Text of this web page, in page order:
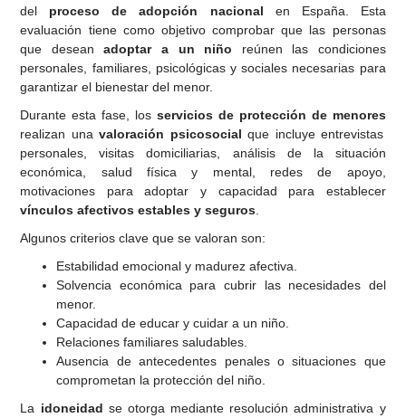
del proceso de adopción nacional en España. Esta
evaluación tiene como objetivo comprobar que las personas
que deseanadoptar a un niño reúnen las condiciones
personales, familiares, psicológicas y sociales necesarias para
garantizar el bienestar del menor.
Durante esta fase, los servicios de protección de menores
realizan unavaloración psicosocial que incluye entrevistas
personales, visitas domiciliarias, análisis de la situación
económica, salud física y mental, redes de apoyo,
motivaciones para adoptar y capacidad para establecer
vínculos afectivos estables y seguros
Algunos criterios clave que se valoran son:
Estabilidad emocional y madurez afectiva.
Solvencia económica para cubrir las necesidades del
menor.
Capacidad de educar y cuidar a un niño.
Relaciones familiares saludables.
Ausencia de antecedentes penales o situaciones que
comprometan la protección del niño.
La idoneidad se otorga mediante resolución administrativa y